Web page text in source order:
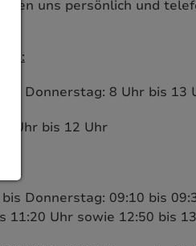
uns persönlich und
Donnerstag: 8 Uhr bis 13
Uhr bis 12 Uhr
Donnerstag: 09:10 bis
11:20 Uhr sowie 12:50 bis